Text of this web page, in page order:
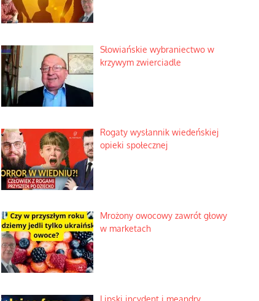
Słowiańskie wybraniectwo w
krzywym zwierciadle
Rogaty wysłannik wiedeńskiej
opieki społecznej
Mrożony owocowy zawrót głowy
w marketach
Lipski incydent i meandry